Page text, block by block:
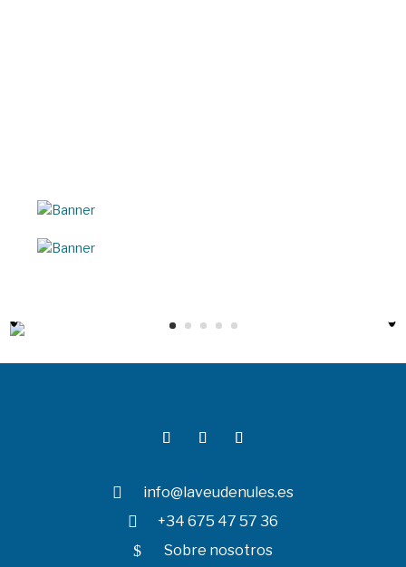
 info@laveudenules.es
 +34 675 47 57 36
$ Sobre nosotros